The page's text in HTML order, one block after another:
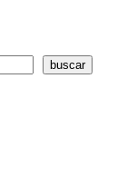
buscar